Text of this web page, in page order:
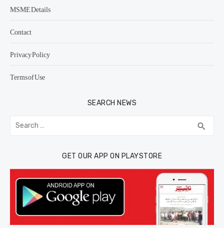
MSME Details
Contact
Privacy Policy
Terms of Use
SEARCH NEWS
Search
for: search
GET OUR APP ON PLAYSTORE